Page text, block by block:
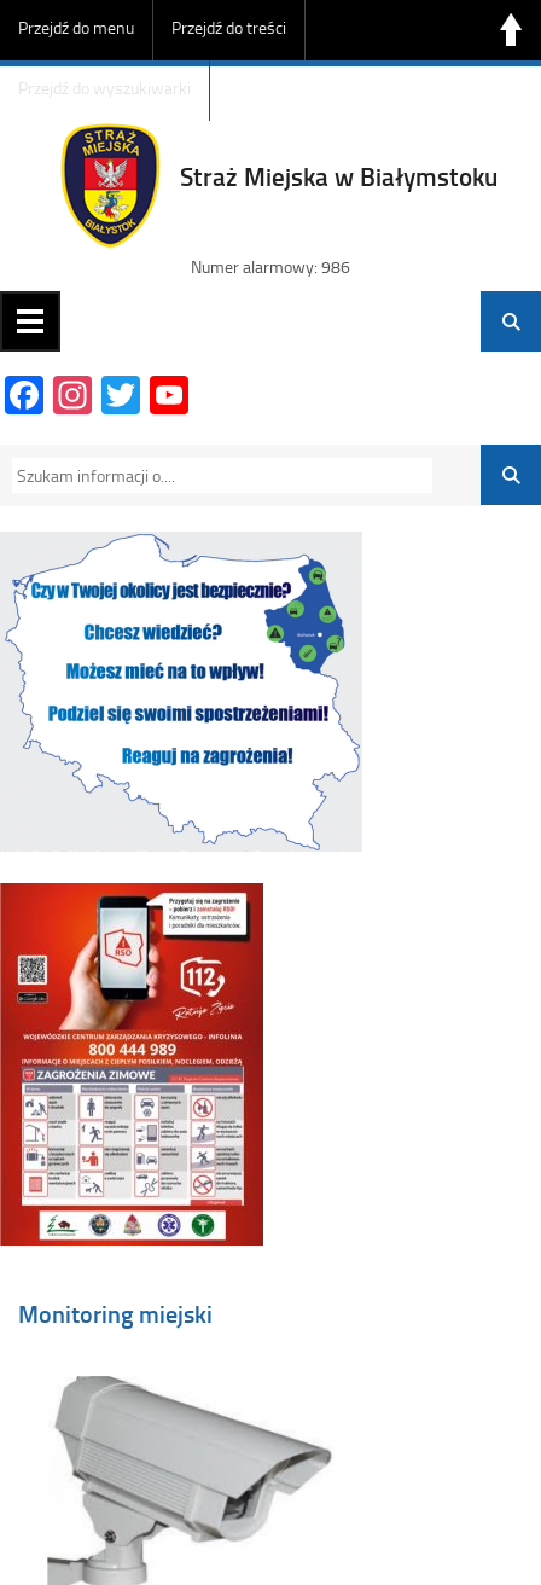
Przejdź do menu Przejdź do treści
Przejdź do wyszukiwarki
Straż Miejska w Białymstoku
Numer alarmowy: 986
Facebook
Instagram
Twitter
Monitoring miejski